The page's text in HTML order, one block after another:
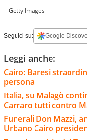
Getty Images
Seguici su: Google
Leggi anche:
Cairo: Baresi
persona
Italia, su Malagò
Carraro tutti contro
Funerali Don Mazzi,
Urbano Cairo